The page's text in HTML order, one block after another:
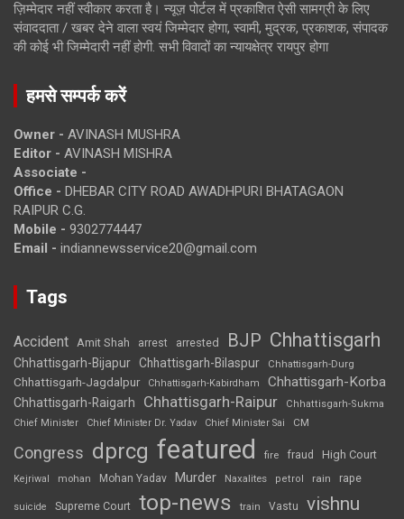
ज़िम्मेदार नहीं स्वीकार करता है। न्यूज़ पोर्टल में प्रकाशित ऐसी सामग्री के लिए
संवाददाता / खबर देने वाला स्वयं जिम्मेदार होगा, स्वामी, मुद्रक, प्रकाशक, संपादक
की कोई भी जिम्मेदारी नहीं होगी. सभी विवादों का न्यायक्षेत्र रायपुर होगा
हमसे सम्पर्क करें
Owner - AVINASH MUSHRA
Editor - AVINASH MISHRA
Associate -
Office - DHEBAR CITY ROAD AWADHPURI BHATAGAON
RAIPUR C.G.
Mobile - 9302774447
Email - indiannewsservice20@gmail.com
Tags
Accident Amit Shah arrest arrested BJP Chhattisgarh
Chhattisgarh-Bijapur Chhattisgarh-Bilaspur Chhattisgarh-Durg
Chhattisgarh-Jagdalpur Chhattisgarh-Kabirdham Chhattisgarh-Korba
Chhattisgarh-Raigarh Chhattisgarh-Raipur
Chhattisgarh-Sukma
Chief Minister
Chief Minister Dr. Yadav Chief Minister Sai CM
Congress dprcg featured fire fraud High Court
Kejriwal mohan Mohan Yadav Murder Naxalites petrol rain rape
suicide Supreme Court top-news train Vastu vishnu